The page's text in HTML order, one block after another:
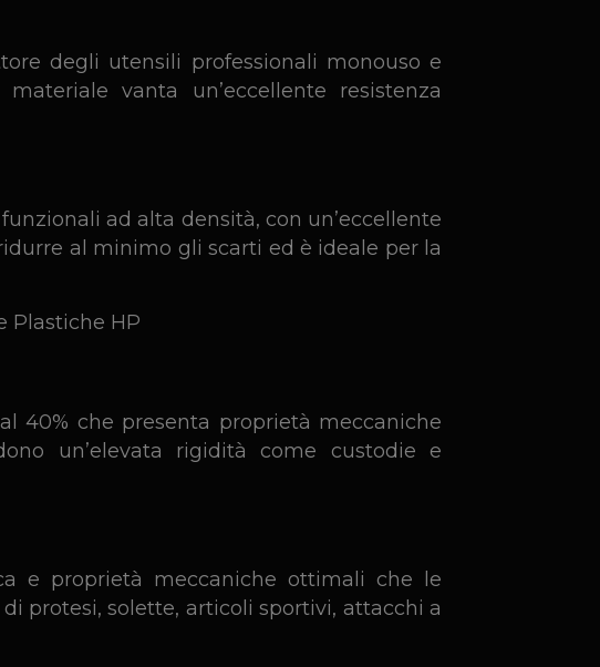
degli utensili professionali monouso e
vanta un’eccellente resistenza
ad alta densità, con un’eccellente
al minimo gli scarti ed è ideale per la
40% che presenta proprietà meccaniche
un’elevata rigidità come custodie e
e proprietà meccaniche ottimali che le
protesi, solette, articoli sportivi, attacchi a